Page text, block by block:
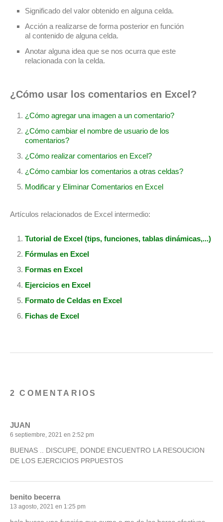
Significado del valor obtenido en alguna celda.
Acción a realizarse de forma posterior en función
al contenido de alguna celda.
Anotar alguna idea que se nos ocurra que este
relacionada con la celda.
¿Cómo usar los comentarios en Excel?
¿Cómo agregar una imagen a un comentario?
¿Cómo cambiar el nombre de usuario de los
comentarios?
¿Cómo realizar comentarios en Excel?
¿Cómo cambiar los comentarios a otras celdas?
Modificar y Eliminar Comentarios en Excel
Artículos relacionados de Excel intermedio:
Tutorial de Excel (tips, funciones, tablas dinámicas,...)
Fórmulas en Excel
Formas en Excel
Ejercicios en Excel
Formato de Celdas en Excel
Fichas de Excel
2 COMENTARIOS
JUAN
6 septiembre, 2021 en 2:52 pm
BUENAS .. DISCUPE, DONDE ENCUENTRO LA RESOUCION
DE LOS EJERCICIOS PRPUESTOS
benito becerra
13 agosto, 2021 en 1:25 pm